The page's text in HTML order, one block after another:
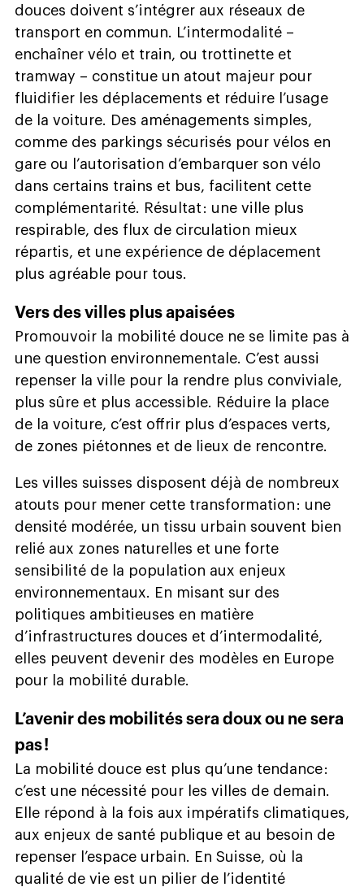
douces doivent s’intégrer aux réseaux de
transport en commun. L’intermodalité –
enchaîner vélo et train, ou trottinette et
tramway – constitue un atout majeur pour
fluidifier les déplacements et réduire l’usage
de la voiture. Des aménagements simples,
comme des parkings sécurisés pour vélos en
gare ou l’autorisation d’embarquer son vélo
dans certains trains et bus, facilitent cette
complémentarité. Résultat : une ville plus
respirable, des flux de circulation mieux
répartis, et une expérience de déplacement
plus agréable pour tous.
Vers des villes plus apaisées
Promouvoir la mobilité douce ne se limite pas à
une question environnementale. C’est aussi
repenser la ville pour la rendre plus conviviale,
plus sûre et plus accessible. Réduire la place
de la voiture, c’est offrir plus d’espaces verts,
de zones piétonnes et de lieux de rencontre.
Les villes suisses disposent déjà de nombreux
atouts pour mener cette transformation : une
densité modérée, un tissu urbain souvent bien
relié aux zones naturelles et une forte
sensibilité de la population aux enjeux
environnementaux. En misant sur des
politiques ambitieuses en matière
d’infrastructures douces et d’intermodalité,
elles peuvent devenir des modèles en Europe
pour la mobilité durable.
L’avenir des mobilités sera doux ou ne sera
pas !
La mobilité douce est plus qu’une tendance :
c’est une nécessité pour les villes de demain.
Elle répond à la fois aux impératifs climatiques,
aux enjeux de santé publique et au besoin de
repenser l’espace urbain. En Suisse, où la
qualité de vie est un pilier de l’identité